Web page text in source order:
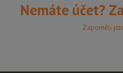
Nemáte účet?
Zapoměli